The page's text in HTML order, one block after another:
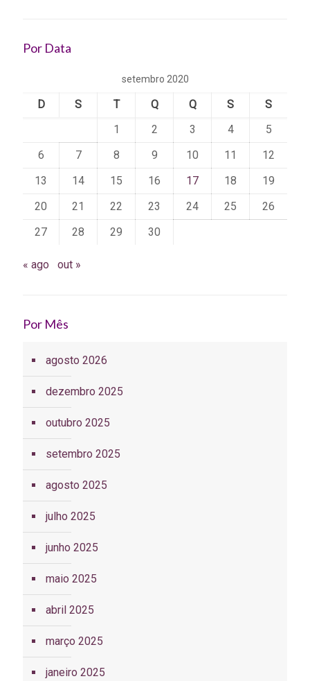
Por Data
setembro 2020
D S T Q Q S
S
1
2 3 4
5
6
7 8 9 10 11
12
13
14 15 16 17 18
19
20
21 22 23 24 25
26
27
28 29 30
« ago out »
Por Mês
agosto 2026
dezembro 2025
outubro 2025
setembro 2025
agosto 2025
julho 2025
junho 2025
maio 2025
abril 2025
março 2025
janeiro 2025